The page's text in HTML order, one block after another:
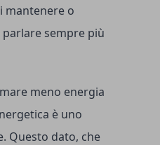
mantenere o
sempre più
meno energia
è uno
Questo dato, che